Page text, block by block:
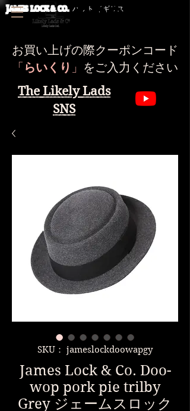
JAMES LOCK & CO. ハット イギリス
お買い上げの際クーポンコード
​「 らいくり 」 をご入力ください
The Likely Lads
SNS
SKU： jameslockdoowapgy
James Lock & Co. Doo-
wop pork pie trilby
Grey ジェームスロック